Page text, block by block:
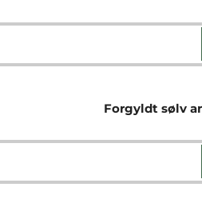
Forgyldt sølv